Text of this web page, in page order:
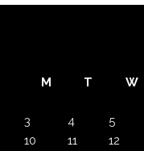
M
T W
3
4 5
10
11 12